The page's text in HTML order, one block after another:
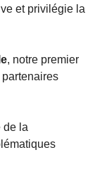
et privilégie la
, notre premier
de la